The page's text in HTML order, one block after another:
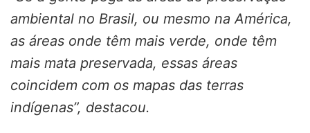
ambiental no Brasil, ou mesmo na América,
as áreas onde têm mais verde, onde têm
mais mata preservada, essas áreas
coincidem com os mapas das terras
indígenas”, destacou.